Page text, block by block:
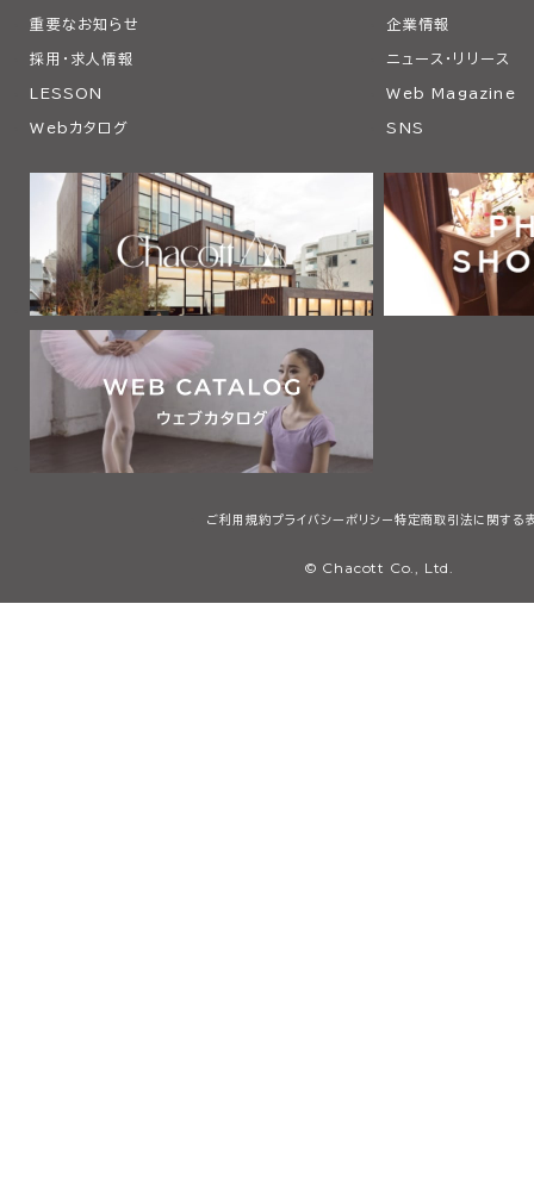
重要なお知らせ 企業情報
採用・求人情報 ニュース・リリース
LESSON Web Magazine
Webカタログ SNS
ご利用規約プライバシーポリシー 特定商取引法に関する
© Chacott Co., Ltd.